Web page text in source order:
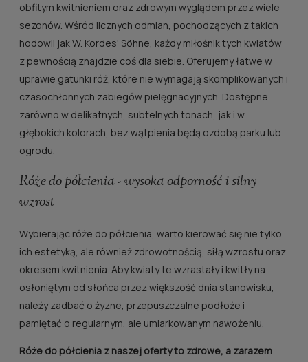
obfitym kwitnieniem oraz zdrowym wyglądem przez wiele
sezonów. Wśród licznych odmian, pochodzących z takich
hodowli jak W. Kordes' Söhne, każdy miłośnik tych kwiatów
z pewnością znajdzie coś dla siebie. Oferujemy łatwe w
uprawie gatunki róż, które nie wymagają skomplikowanych i
czasochłonnych zabiegów pielęgnacyjnych. Dostępne
zarówno w delikatnych, subtelnych tonach, jak i w
głębokich kolorach, bez wątpienia będą ozdobą parku lub
ogrodu.
Róże do półcienia - wysoka odporność i silny
wzrost
Wybierając róże do półcienia, warto kierować się nie tylko
ich estetyką, ale również zdrowotnością, siłą wzrostu oraz
okresem kwitnienia. Aby kwiaty te wzrastały i kwitły na
osłoniętym od słońca przez większość dnia stanowisku,
należy zadbać o żyzne, przepuszczalne podłoże i
pamiętać o regularnym, ale umiarkowanym nawożeniu.
Róże do półcienia z naszej oferty to zdrowe, a zarazem